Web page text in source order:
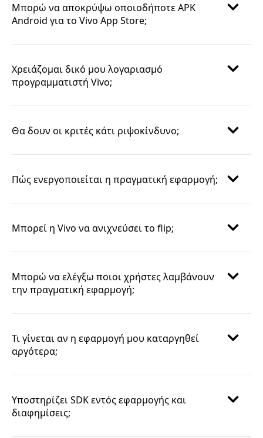
Μπορώ να αποκρύψω οποιοδήποτε APK
Android για το Vivo App Store;
Χρειάζομαι δικό μου λογαριασμό
προγραμματιστή Vivo;
Θα δουν οι κριτές κάτι ριψοκίνδυνο;
Πώς ενεργοποιείται η πραγματική εφαρμογή;
Μπορεί η Vivo να ανιχνεύσει το flip;
Μπορώ να ελέγξω ποιοι χρήστες λαμβάνουν
την πραγματική εφαρμογή;
Τι γίνεται αν η εφαρμογή μου καταργηθεί
αργότερα;
Υποστηρίζει SDK εντός εφαρμογής και
διαφημίσεις;